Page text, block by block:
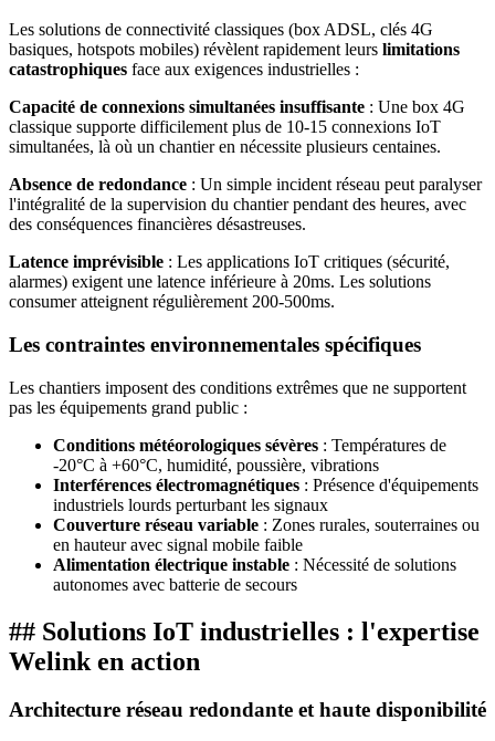
Les solutions de connectivité classiques (box ADSL, clés 4G
basiques, hotspots mobiles) révèlent rapidement leurs limitations
catastrophiques face aux exigences industrielles :
Capacité de connexions simultanées insuffisante : Une box 4G
classique supporte difficilement plus de 10-15 connexions IoT
simultanées, là où un chantier en nécessite plusieurs centaines.
Absence de redondance : Un simple incident réseau peut paralyser
l'intégralité de la supervision du chantier pendant des heures, avec
des conséquences financières désastreuses.
Latence imprévisible : Les applications IoT critiques (sécurité,
alarmes) exigent une latence inférieure à 20ms. Les solutions
consumer atteignent régulièrement 200-500ms.
Les contraintes environnementales spécifiques
Les chantiers imposent des conditions extrêmes que ne supportent
pas les équipements grand public :
Conditions météorologiques sévères : Températures de
-20°C à +60°C, humidité, poussière, vibrations
Interférences électromagnétiques : Présence d'équipements
industriels lourds perturbant les signaux
Couverture réseau variable : Zones rurales, souterraines ou
en hauteur avec signal mobile faible
Alimentation électrique instable : Nécessité de solutions
autonomes avec batterie de secours
## Solutions IoT industrielles : l'expertise
Welink en action
Architecture réseau redondante et haute disponibilité